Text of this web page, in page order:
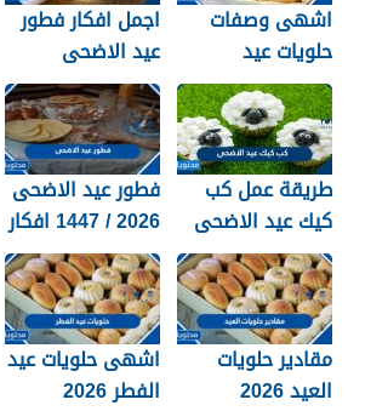
اشهى وصفات
حلويات عيد
الأضحى المبارك
2026 / 1447
اجمل افكار فطور
عيد الاضحى
المبارك سهلة
ولذيذة 2026
طريقة عمل كب
كيك عيد الاضحى
واماكن بيعها في
السعودية 2026 /
1447
فطور عيد الاضحى
2026 / 1447 افكار
مميزة لفطور العيد
مقادير حلويات
العيد 2026
اشهى حلويات عيد
الفطر 2026